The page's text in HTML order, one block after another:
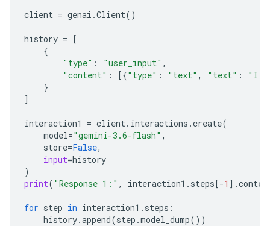
client = genai .Client()
history = [
{
"type" : "user_input" ,
"content" : [{"type" : "text" , "text" :
"I
}
]
interaction1 = client. interactions .create(
model="gemini-3.6-flash" ,
store=False,
input=history
)
print( "Response 1:" , interaction1 . steps[-1 ] .
for step in interaction1 . steps :
history.append(step .model_dump())